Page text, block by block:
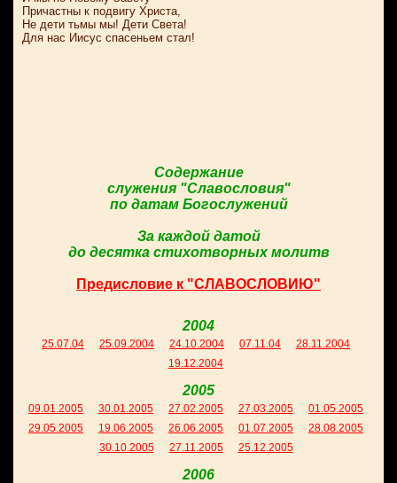
Причастны к подвигу Христа,
Не дети тьмы мы! Дети Света!
Для нас Иисус спасеньем стал!
Содержание
служения "Славословия"
по датам Богослужений
За каждой датой
до десятка стихотворных молитв
Предисловие к "СЛАВОСЛОВИЮ"
2004
25.07.04 25.09.2004 24.10.2004 07.11.04
28.11.2004
19.12.2004
2005
09.01.2005 30.01.2005 27.02.2005 27.03.2005
01.05.2005
29.05.2005
19.06.2005 26.06.2005 01.07.2005
28.08.2005
30.10.2005
27.11.2005 25.12.2005
2006